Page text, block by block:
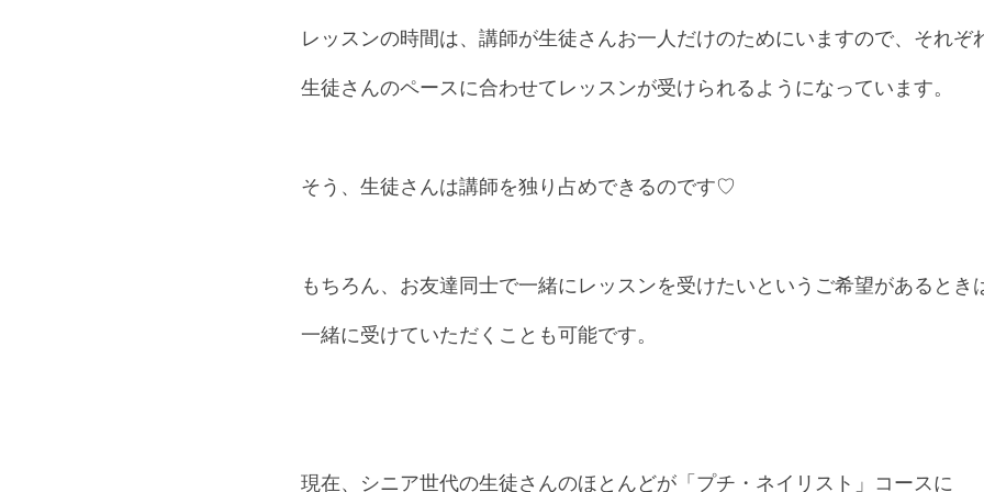
レッスンの時間は、講師が生徒さんお一人だけのためにいますので、それぞ
生徒さんのペースに合わせてレッスンが受けられるようになっています。
そう、生徒さんは講師を独り占めできるのです♡
もちろん、お友達同士で一緒にレッスンを受けたいというご希望があるとき
一緒に受けていただくことも可能です。
現在、シニア世代の生徒さんのほとんどが「プチ・ネイリスト」コースに